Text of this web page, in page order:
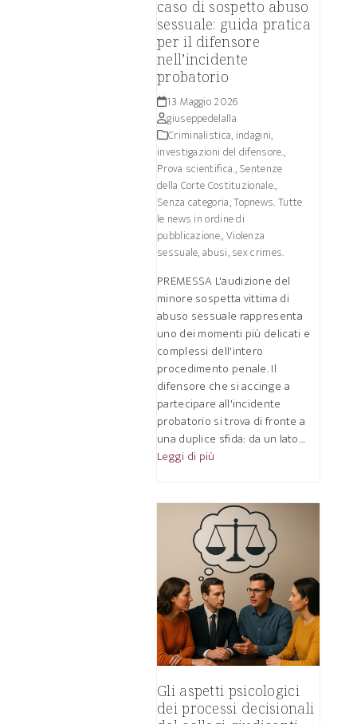
caso di sospetto abuso
sessuale: guida pratica
per il difensore
nell’incidente
probatorio
13 Maggio 2026
giuseppedelalla
Criminalistica, indagini,
investigazioni del difensore.,
Prova scientifica.,Sentenze
della Corte Costituzionale.,
Senza categoria,Topnews. Tutte
le news in ordine di
pubblicazione.,Violenza
sessuale, abusi, sex crimes.
PREMESSA L'audizione del
minore sospetta vittima di
abuso sessuale rappresenta
uno dei momenti più delicati e
complessi dell'intero
procedimento penale. Il
difensore che si accinge a
partecipare all'incidente
probatorio si trova di fronte a
una duplice sfida: da un lato…
Leggi di più
Gli aspetti psicologici
dei processi decisionali